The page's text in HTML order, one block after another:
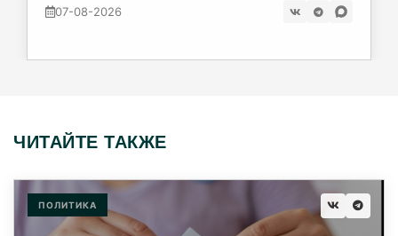
07-08-2026
ЧИТАЙТЕ ТАКЖЕ
ПОЛИТИКА